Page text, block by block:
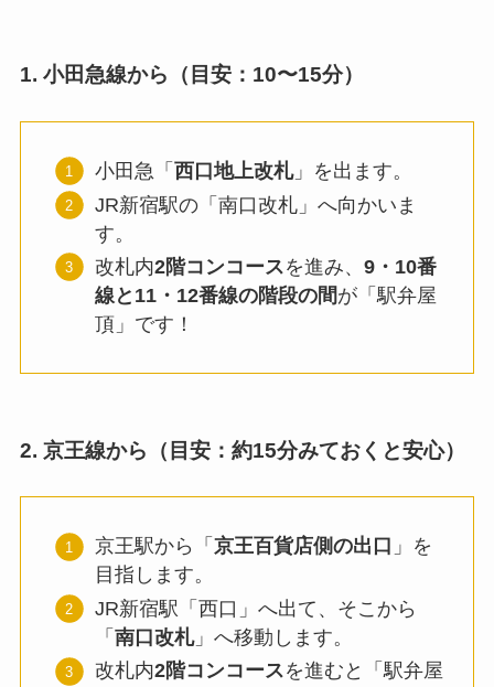
1. 小田急線から（目安：10〜15分）
小田急「西口地上改札」を出ます。
JR新宿駅の「南口改札」へ向かいま
す。
改札内2階コンコースを進み、9・10番
線と11・12番線の階段の間が「駅弁屋
頂」です！
2. 京王線から（目安：約15分みておくと安心）
京王駅から「京王百貨店側の出口 」を
目指します。
JR新宿駅「西口」へ出て、そこから
「南口改札」へ移動します。
改札内2階コンコースを進むと「駅弁屋